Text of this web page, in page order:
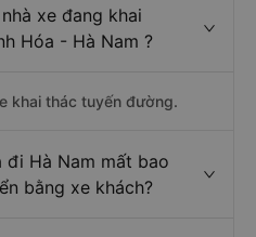
xe đang khai
Hóa - Hà Nam ?
khai thác tuyến đường.
đi Hà Nam mất bao
bằng xe khách?